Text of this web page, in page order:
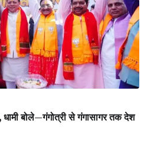
बोले—गंगोत्री से गंगासागर तक देश